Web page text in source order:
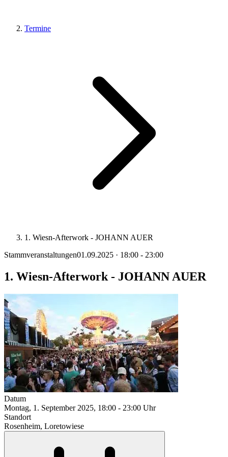
Termine
1. Wiesn-Afterwork - JOHANN AUER
Stammveranstaltungen01.09.2025 · 18:00 - 23:00
1. Wiesn-Afterwork - JOHANN AUER
Datum
Montag, 1. September 2025, 18:00 - 23:00 Uhr
Standort
Rosenheim, Loretowiese